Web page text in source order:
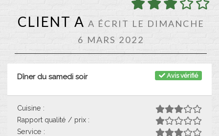
CLIENT A A ÉCRIT LE DIMANCHE
6 MARS 2022
Avis vérifié
Dîner du samedi soir
Cuisine :
Rapport qualité / prix :
Service :